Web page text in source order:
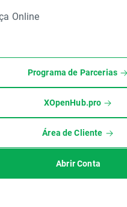
Online
Programa de Parcerias
XOpenHub.pro
Área de Cliente
Abrir Conta